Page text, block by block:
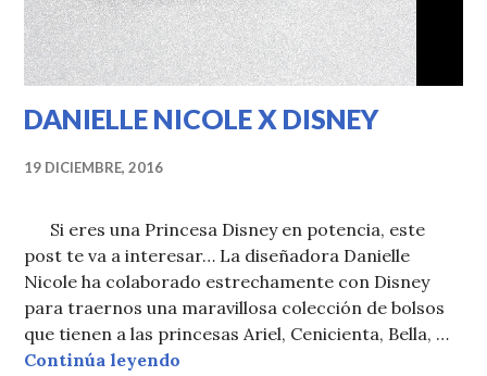
DANIELLE NICOLE X DISNEY
19 DICIEMBRE, 2016
Si eres una Princesa Disney en potencia, este
post te va a interesar… La diseñadora Danielle
Nicole ha colaborado estrechamente con Disney
para traernos una maravillosa colección de bolsos
que tienen a las princesas Ariel, Cenicienta, Bella, …
Continúa leyendo